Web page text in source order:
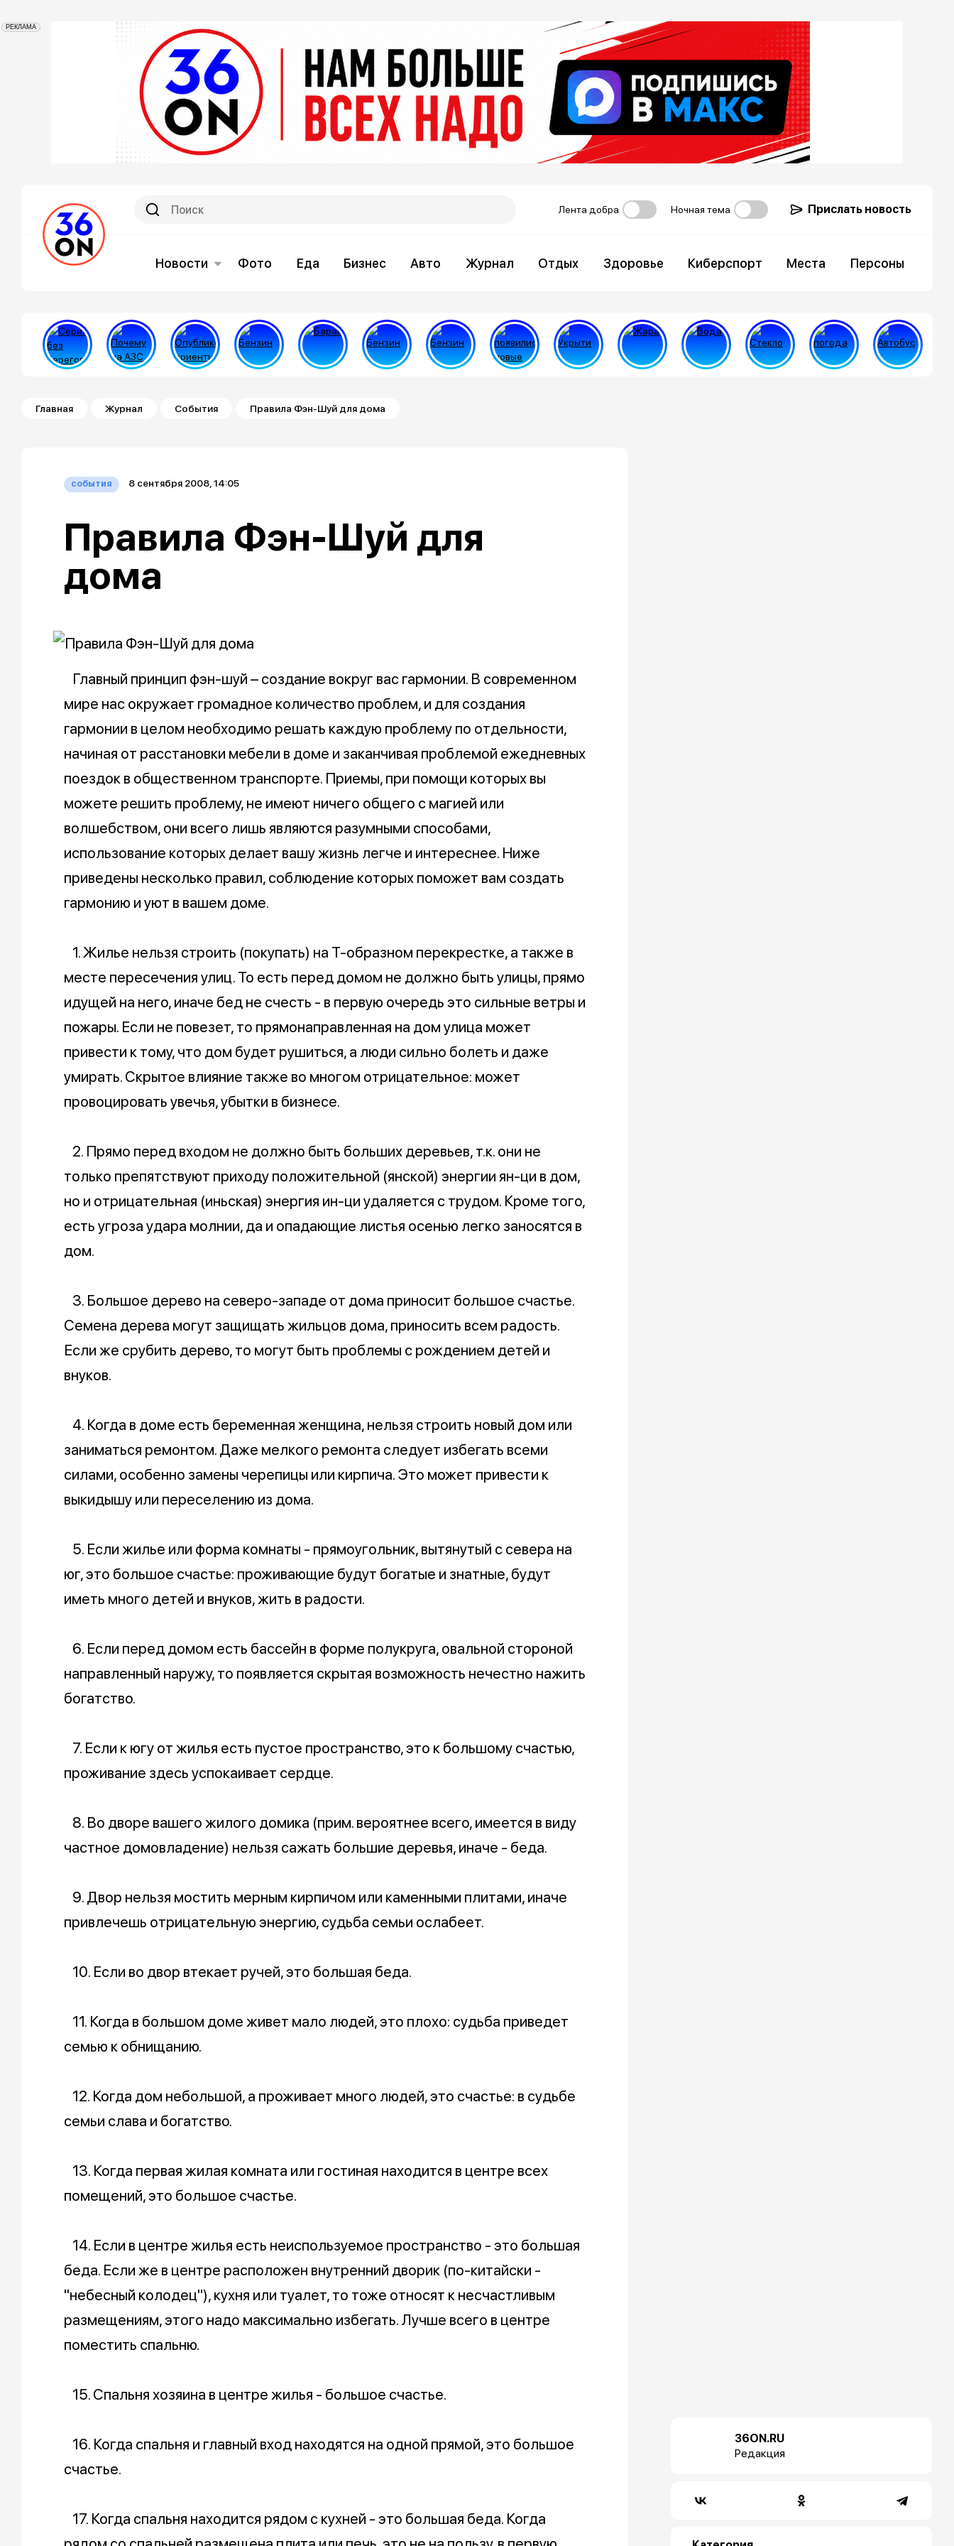
РЕКЛАМА
Лента добра Ночная тема Прислать новость
Новости Фото Еда Бизнес Авто Журнал Отдых Здоровье Киберспорт Места Персоны
Строка навигации
Главная Журнал События Правила Фэн-Шуй для дома
события 8 сентября 2008, 14:05
Правила Фэн-Шуй для
дома
Главный принцип фэн-шуй – создание вокруг вас гармонии. В современном
мире нас окружает громадное количество проблем, и для создания
гармонии в целом необходимо решать каждую проблему по отдельности,
начиная от расстановки мебели в доме и заканчивая проблемой ежедневных
поездок в общественном транспорте. Приемы, при помощи которых вы
можете решить проблему, не имеют ничего общего с магией или
волшебством, они всего лишь являются разумными способами,
использование которых делает вашу жизнь легче и интереснее. Ниже
приведены несколько правил, соблюдение которых поможет вам создать
гармонию и уют в вашем доме.
1. Жилье нельзя строить (покупать) на Т-образном перекрестке, а также в
месте пересечения улиц. То есть перед домом не должно быть улицы, прямо
идущей на него, иначе бед не счесть - в первую очередь это сильные ветры и
пожары. Если не повезет, то прямонаправленная на дом улица может
привести к тому, что дом будет рушиться, а люди сильно болеть и даже
умирать. Скрытое влияние также во многом отрицательное: может
провоцировать увечья, убытки в бизнесе.
2. Прямо перед входом не должно быть больших деревьев, т.к. они не
только препятствуют приходу положительной (янской) энергии ян-ци в дом,
но и отрицательная (иньская) энергия ин-ци удаляется с трудом. Кроме того,
есть угроза удара молнии, да и опадающие листья осенью легко заносятся в
дом.
3. Большое дерево на северо-западе от дома приносит большое счастье.
Семена дерева могут защищать жильцов дома, приносить всем радость.
Если же срубить дерево, то могут быть проблемы с рождением детей и
внуков.
4. Когда в доме есть беременная женщина, нельзя строить новый дом или
заниматься ремонтом. Даже мелкого ремонта следует избегать всеми
силами, особенно замены черепицы или кирпича. Это может привести к
выкидышу или переселению из дома.
5. Если жилье или форма комнаты - прямоугольник, вытянутый с севера на
юг, это большое счастье: проживающие будут богатые и знатные, будут
иметь много детей и внуков, жить в радости.
6. Если перед домом есть бассейн в форме полукруга, овальной стороной
направленный наружу, то появляется скрытая возможность нечестно нажить
богатство.
7. Если к югу от жилья есть пустое пространство, это к большому счастью,
проживание здесь успокаивает сердце.
8. Во дворе вашего жилого домика (прим. вероятнее всего, имеется в виду
частное домовладение) нельзя сажать большие деревья, иначе - беда.
9. Двор нельзя мостить мерным кирпичом или каменными плитами, иначе
привлечешь отрицательную энергию, судьба семьи ослабеет.
10. Если во двор втекает ручей, это большая беда.
11. Когда в большом доме живет мало людей, это плохо: судьба приведет
семью к обнищанию.
12. Когда дом небольшой, а проживает много людей, это счастье: в судьбе
семьи слава и богатство.
13. Когда первая жилая комната или гостиная находится в центре всех
помещений, это большое счастье.
14. Если в центре жилья есть неиспользуемое пространство - это большая
беда. Если же в центре расположен внутренний дворик (по-китайски -
"небесный колодец"), кухня или туалет, то тоже относят к несчастливым
размещениям, этого надо максимально избегать. Лучше всего в центре
поместить спальню.
15. Спальня хозяина в центре жилья - большое счастье.
16. Когда спальня и главный вход находятся на одной прямой, это большое
счастье.
17. Когда спальня находится рядом с кухней - это большая беда. Когда
36ON.RU
Редакция